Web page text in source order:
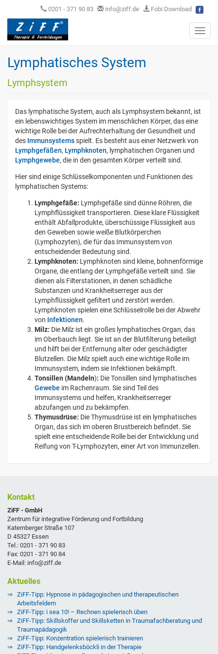
0201 - 371 90 83 info@ziff.de Fobi Download
Lymphatisches System
Lymphsystem
Das lymphatische System, auch als Lymphsystem bekannt, ist
ein lebenswichtiges System im menschlichen Körper, das eine
wichtige Rolle bei der Aufrechterhaltung der Gesundheit und
des Immunsystemsspielt. Es besteht aus einer Netzwerk von
Lymphgefäßen, Lymphknoten, lymphatischen Organen und
Lymphgewebe, die in den gesamten Körper verteilt sind.
Hier sind einige Schlüsselkomponenten und Funktionen des
lymphatischen Systems:
Lymphgefäße: Lymphgefäße sind dünne Röhren, die
Lymphflüssigkeit transportieren. Diese klare Flüssigkeit
enthält Abfallprodukte, überschüssige Flüssigkeit aus
den Geweben sowie weiße Blutkörperchen
(Lymphozyten), die für das Immunsystem von
entscheidender Bedeutung sind.
Lymphknoten: Lymphknoten sind kleine, bohnenförmige
Organe, die entlang der Lymphgefäße verteilt sind. Sie
dienen als Filterstationen, in denen schädliche
Substanzen und Krankheitserreger aus der
Lymphflüssigkeit gefiltert und zerstört werden.
Lymphknoten spielen eine Schlüsselrolle bei der Abwehr
von Infektionen.
Milz: Die Milz ist ein großes lymphatisches Organ, das
im Oberbauch liegt. Sie ist an der Blutfilterung beteiligt
und hilft bei der Entfernung alter oder geschädigter
Blutzellen. Die Milz spielt auch eine wichtige Rolle im
Immunsystem, indem sie Infektionen bekämpft.
Tonsillen (Mandeln): Die Tonsillen sind lymphatisches
Gewebe im Rachenraum. Sie sind Teil des
Immunsystems und helfen, Krankheitserreger
abzufangen und zu bekämpfen.
Thymusdrüse: Die Thymusdrüse ist ein lymphatisches
Organ, das sich im oberen Brustbereich befindet. Sie
spielt eine entscheidende Rolle bei der Entwicklung und
Reifung von T-Lymphozyten, einer Art von Immunzellen.
Kontakt
ZiFF - GmbH
Zentrum für integrative Förderung und Fortbildung
Katernberger Straße 107
D 45327 Essen
Tel.: 0201 - 371 90 83
Fax: 0201 - 371 90 84
E-Mail: info@ziff.de
Aktuelles
ZiFF-Tipp: Hypnose in pädagogischen und therapeutischen
Arbeitsfeldern
ZiFF-Tipp: i sea 10! – Rechnen spielerisch üben
ZiFF-Tipp: Skillskoffer und Skillsketten in Traumafachberatung und
Traumapädagogik
ZiFF-Tipp: Konzentration spielerisch trainieren
ZiFF-Tipp: Handgelenksböckli in der Therapie